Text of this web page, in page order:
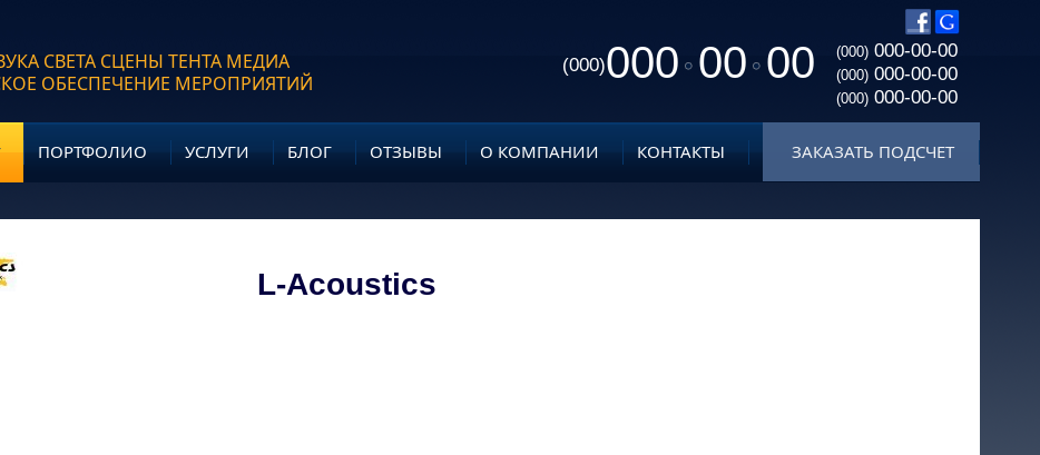
СВЕТА СЦЕНЫ ТЕНТА МЕДИА
ОБЕСПЕЧЕНИЕ МЕРОПРИЯТИЙ
(000)000 00 00 (000) 000-00-00
(000) 000-00-00
(000) 000-00-00
ПОРТФОЛИО УСЛУГИ БЛОГ ОТЗЫВЫ О КОМПАНИИ КОНТАКТЫ ЗАКАЗАТЬ ПОДСЧЕТ
L-Acoustics